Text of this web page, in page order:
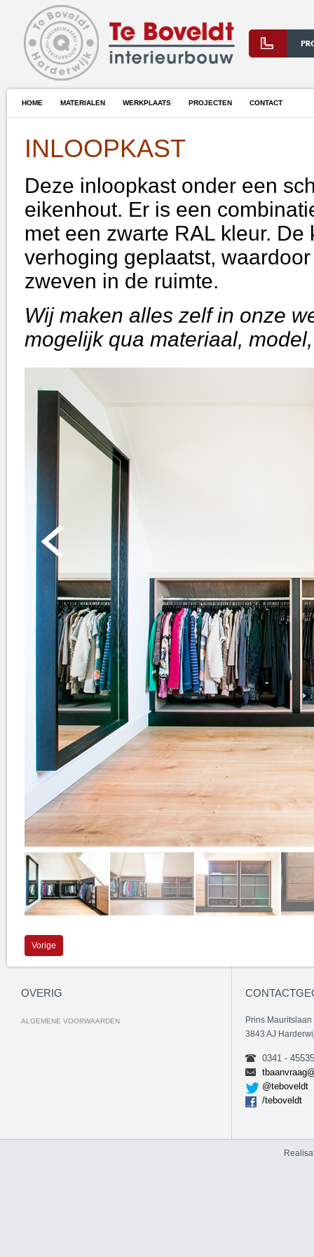
HOME MATERIALEN WERKPLAATS PROJECTEN CONTACT
INLOOPKAST
Deze inloopkast onder een
eikenhout. Er is een
met een zwarte RAL kleur.
verhoging geplaatst,
zweven in de ruimte.
Wij maken alles zelf in onze
mogelijk qua materiaal,
Vorige
OVERIG
ALGEMENE VOORWAARDEN
Prins Mauritslaan
3843 AJ
0341 -
@teboveldt
/teboveldt